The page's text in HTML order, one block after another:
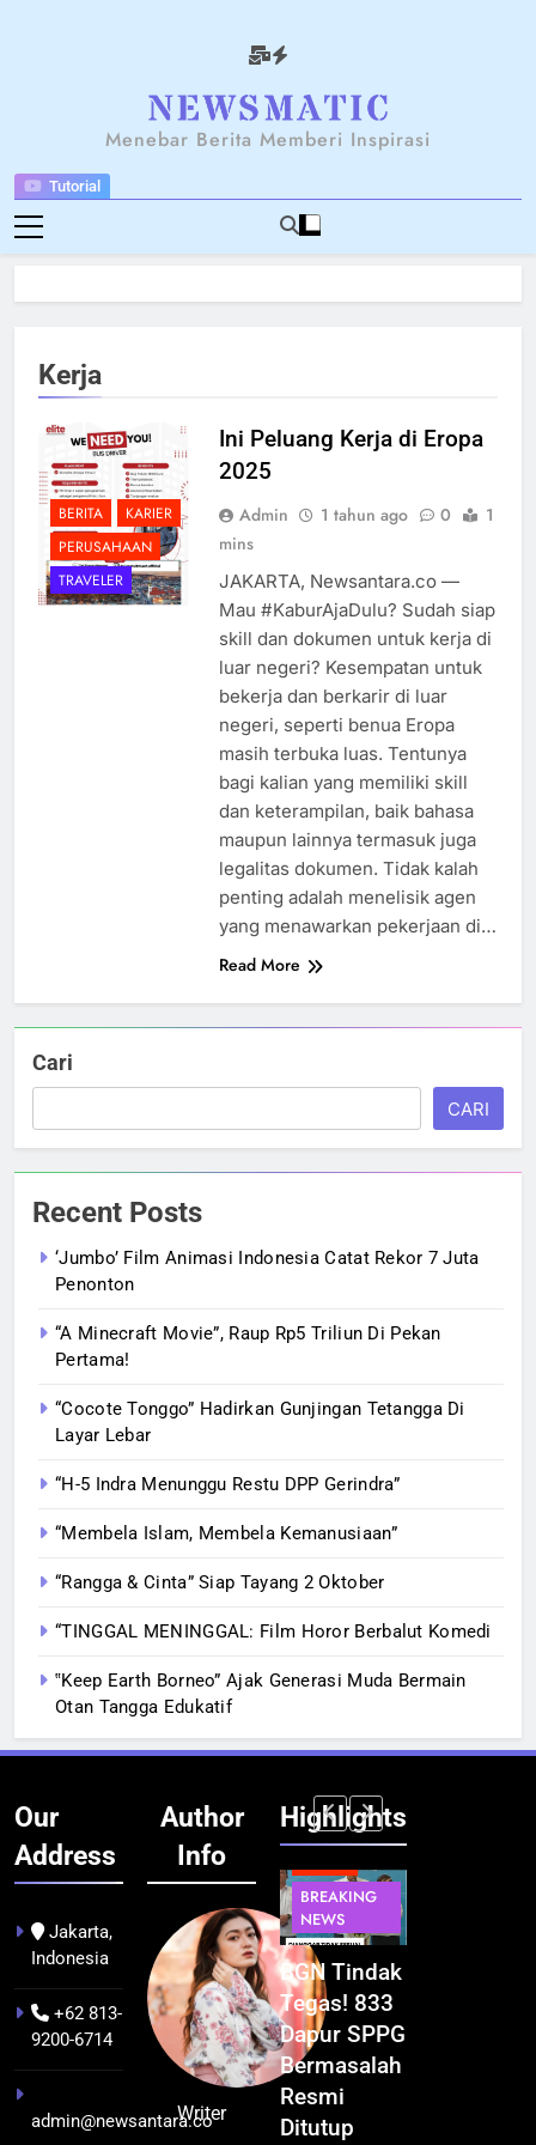
Tutorial
NEWSANTARA
Menebar Berita Memberi Inspirasi
Kerja
BERITA
KARIER
PERUSAHAAN
TRAVELER
Ini Peluang Kerja di Eropa
2025
Admin 1 tahun ago 0
1
mins
JAKARTA, Newsantara.co —
Mau #KaburAjaDulu? Sudah siap
skill dan dokumen untuk kerja di
luar negeri? Kesempatan untuk
bekerja dan berkarir di luar
negeri, seperti benua Eropa
masih terbuka luas. Tentunya
bagi kalian yang memiliki skill
dan keterampilan, baik bahasa
maupun lainnya termasuk juga
legalitas dokumen. Tidak kalah
penting adalah menelisik agen
yang menawarkan pekerjaan di…
Read More
Cari
CARI
Recent Posts
‘Jumbo’ Film Animasi Indonesia Catat Rekor 7 Juta
Penonton
“A Minecraft Movie”, Raup Rp5 Triliun Di Pekan
Pertama!
“Cocote Tonggo” Hadirkan Gunjingan Tetangga Di
Layar Lebar
“H-5 Indra Menunggu Restu DPP Gerindra”
“Membela Islam, Membela Kemanusiaan”
“Rangga & Cinta” Siap Tayang 2 Oktober
“TINGGAL MENINGGAL: Film Horor Berbalut Komedi
‟Keep Earth Borneo” Ajak Generasi Muda Bermain
Otan Tangga Edukatif
Our
Address
Jakarta,
Indonesia
+62 813-
9200-6714
admin@newsantara.co
Author
Info
Writer
Highlights
BERITA
BUDAYA
Pontianak
dalam Peta
Kolonial
Awal Abad
hingga
BERITA
NEWS
Festival
Budaya
Khatulistiwa
2026
Terselenggara
Sukses,
BREAKING
NEWS
BGN Tindak
Tegas! 833
Dapur SPPG
Bermasalah
Resmi
Ditutup